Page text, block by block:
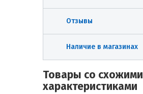
Отзывы
Наличие в магазинах
Товары со схожими
характеристиками